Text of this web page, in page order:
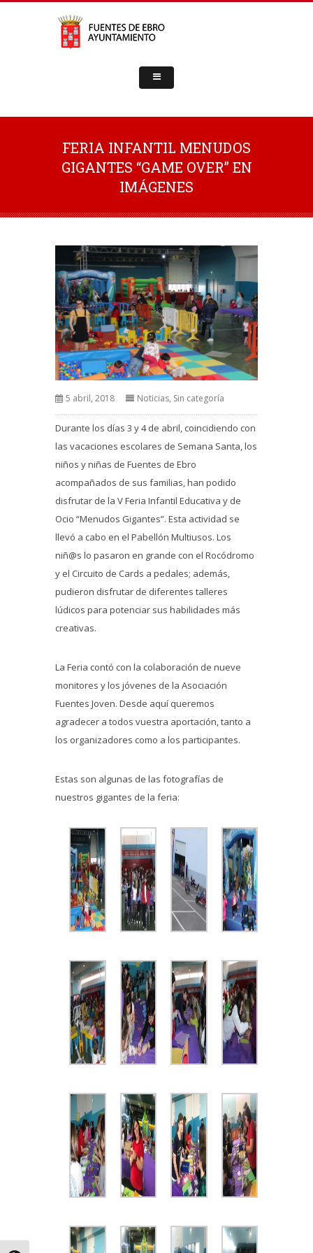
FERIA INFANTIL MENUDOS
GIGANTES “GAME OVER” EN
IMÁGENES
5 abril, 2018 Noticias, Sin categoría
Durante los días 3 y 4 de abril, coincidiendo con
las vacaciones escolares de Semana Santa, los
niños y niñas de Fuentes de Ebro
acompañados de sus familias, han podido
disfrutar de la V Feria Infantil Educativa y de
Ocio “Menudos Gigantes”. Esta actividad se
llevó a cabo en el Pabellón Multiusos. Los
niñ@s lo pasaron en grande con el Rocódromo
y el Circuito de Cards a pedales; además,
pudieron disfrutar de diferentes talleres
lúdicos para potenciar sus habilidades más
creativas.
La Feria contó con la colaboración de nueve
monitores y los jóvenes de la Asociación
Fuentes Joven. Desde aquí queremos
agradecer a todos vuestra aportación, tanto a
los organizadores como a los participantes.
Estas son algunas de las fotografías de
nuestros gigantes de la feria: